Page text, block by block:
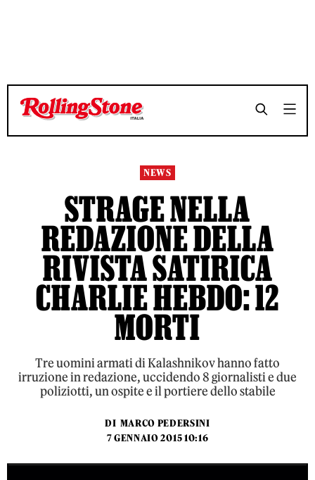
TEMPO DI LETTURA 3 MINUTI SHARE
TEMPO DI LETTURA 3 MINUTI SHARE
NEWS
STRAGE NELLA
REDAZIONE DELLA
RIVISTA SATIRICA
CHARLIE HEBDO: 12
MORTI
Tre uomini armati di Kalashnikov hanno fatto
irruzione in redazione, uccidendo 8 giornalisti e due
poliziotti, un ospite e il portiere dello stabile
DI MARCO PEDERSINI
7 GENNAIO 2015 10:16